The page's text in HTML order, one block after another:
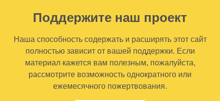
Поддержите наш проект
Наша способность содержать и расширять этот сайт
полностью зависит от вашей поддержки. Если
материал кажется вам полезным, пожалуйста,
рассмотрите возможность однократного или
ежемесячного пожертвования.